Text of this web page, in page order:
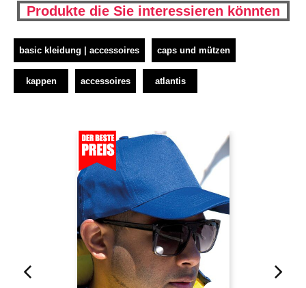
Produkte die Sie interessieren könnten
basic kleidung | accessoires caps und mützen
kappen accessoires atlantis